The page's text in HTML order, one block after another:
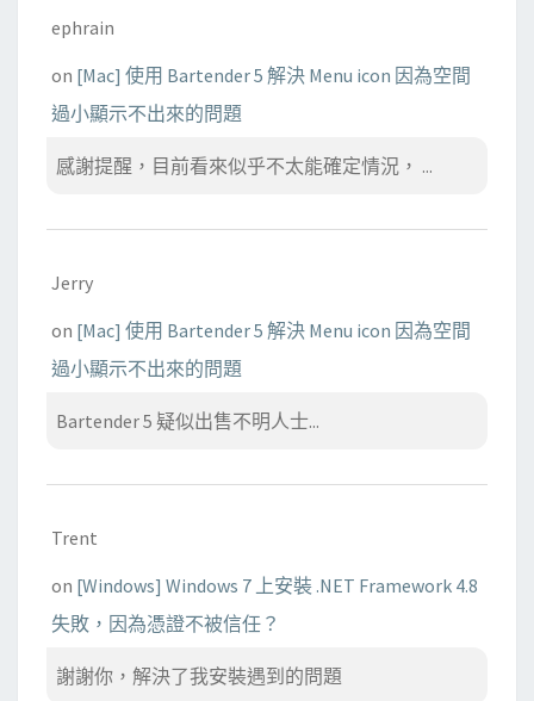
ephrain
on [Mac] 使用 Bartender 5 解決 Menu icon 因為空間
過小顯示不出來的問題
感謝提醒，目前看來似乎不太能確定情況， ...
Jerry
on [Mac] 使用 Bartender 5 解決 Menu icon 因為空間
過小顯示不出來的問題
Bartender 5 疑似出售不明人士...
Trent
on [Windows] Windows 7 上安裝 .NET Framework 4.8
失敗，因為憑證不被信任？
謝謝你，解決了我安裝遇到的問題